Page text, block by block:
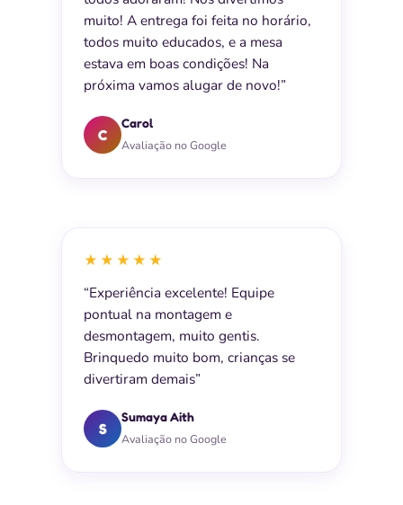
muito! A entrega foi feita no horário,
todos muito educados, e a mesa
estava em boas condições! Na
próxima vamos alugar de novo!”
C
Carol
Avaliação no Google
★★★★★
“Experiência excelente! Equipe
pontual na montagem e
desmontagem, muito gentis.
Brinquedo muito bom, crianças se
divertiram demais”
S
Sumaya Aith
Avaliação no Google